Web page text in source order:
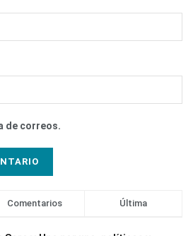
de correos.
Comentarios Última